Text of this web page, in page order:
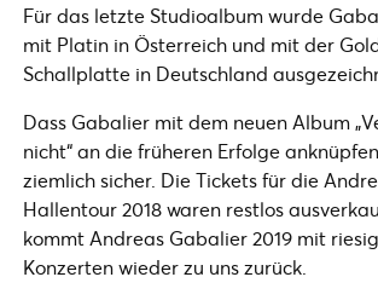
Für das letzte Studioalbum wurde
mit Platin in Österreich und mit der
Schallplatte in Deutschland
Dass Gabalier mit dem neuen Album
nicht“ an die früheren Erfolge
ziemlich sicher. Die Tickets für die
Hallentour 2018 waren restlos
kommt Andreas Gabalier 2019 mit
Konzerten wieder zu uns zurück.